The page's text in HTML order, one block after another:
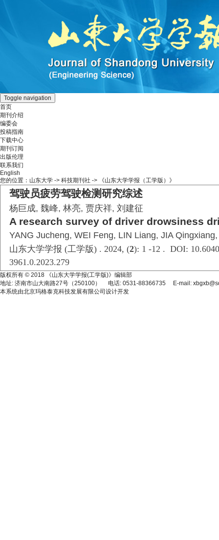
Toggle navigation
首页
期刊介绍
编委会
投稿指南
下载中心
期刊订阅
出版伦理
联系我们
English
您的位置： 山东大学 -> 科技期刊社 -> 《山东大学学报（工学版）》
驾驶员疲劳驾驶检测研究综述
杨巨成, 魏峰, 林亮, 贾庆祥, 刘建征
A research survey of driver drowsiness
YANG Jucheng, WEI Feng, LIN Liang, JIA
山东大学学报 (工学版) . 2024, (2): 1 -12 . DOI:
3961.0.2023.279
版权所有 © 2018 《山东大学学报(工学版)》编辑部
地址: 济南市山大南路27号（250100） 电话: 0531-88366735 E-mail:
本系统由北京玛格泰克科技发展有限公司 设计开发